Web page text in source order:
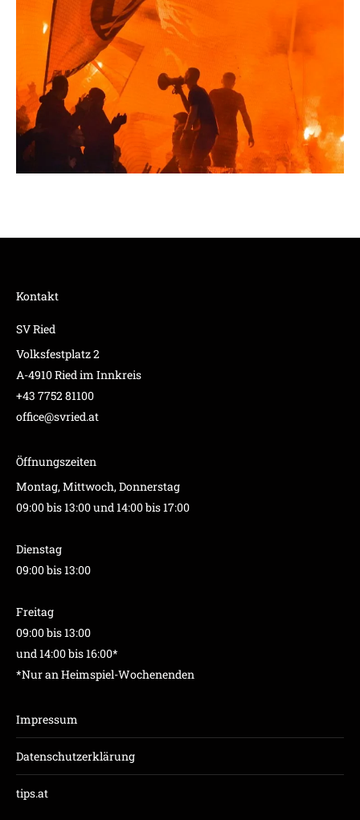
Kontakt
SV Ried
Volksfestplatz 2
A-4910 Ried im Innkreis
+43 7752 81100
office@svried.at
Öffnungszeiten
Montag, Mittwoch, Donnerstag
09:00 bis 13:00 und 14:00 bis 17:00
Dienstag
09:00 bis 13:00
Freitag
09:00 bis 13:00
und 14:00 bis 16:00*
*Nur an Heimspiel-Wochenenden
Impressum
Datenschutzerklärung
tips.at